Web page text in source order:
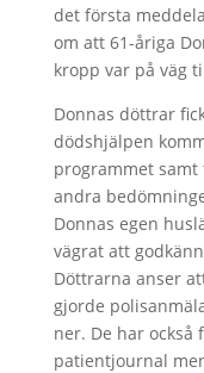
det första
om att 61-åriga
kropp var på väg
Donnas döttrar
dödshjälpen
programmet samt
andra
Donnas egen
vägrat att
Döttrarna anser
gjorde
ner. De har också
patientjournal